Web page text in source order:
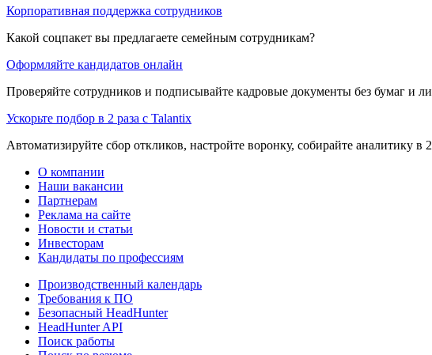
Корпоративная поддержка сотрудников
Какой соцпакет вы предлагаете семейным сотрудникам?
Оформляйте кандидатов онлайн
Проверяйте сотрудников и подписывайте кадровые документы без бумаг и
Ускорьте подбор в 2 раза с Talantix
Автоматизируйте сбор откликов, настройте воронку, собирайте аналитику в
О компании
Наши вакансии
Партнерам
Реклама на сайте
Новости и статьи
Инвесторам
Кандидаты по профессиям
Производственный календарь
Требования к ПО
Безопасный HeadHunter
HeadHunter API
Поиск работы